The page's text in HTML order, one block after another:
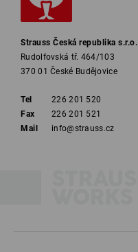
Strauss Česká republika s.r.o.
Rudolfovská tř. 464/103
370 01 České Budějovice
Tel
226 201 520
Fax
226 201 521
Mail
info@strauss.cz